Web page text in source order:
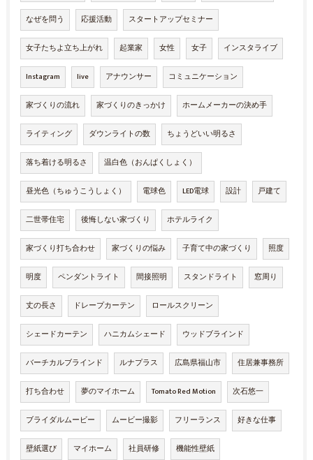
なぜを問う 応援活動 スタートアップセミナー
女子たちよ立ち上がれ 起業家 女性 女子 インスタライブ
Instagram live アナウンサー コミュニケーション
家づくりの流れ 家づくりのきっかけ ホームメーカーの決め手
ライティング ダウンライトの数 ちょうどいい明るさ
落ち着ける明るさ 温白色（おんぱくしょく）
昼光色（ちゅうこうしょく） 電球色 LED電球 設計 戸建て
二世帯住宅 後悔しない家づくり ホテルライク
家づくり打ち合わせ 家づくりの悩み 子育て中の家づくり 照度
明度 ペンダントライト 間接照明 スタンドライト 窓周り
丈の長さ ドレープカーテン ロールスクリーン
シェードカーテン ハニカムシェード ウッドブラインド
バーチカルブラインド ルナプラス 広島県福山市 住居兼事務所
打ち合わせ 夢のマイホーム Tomato Red Motion 次石悠一
ブライダルムービー ムービー撮影 フリーランス 好きな仕事
壁紙選び マイホーム 社員研修 機能性壁紙